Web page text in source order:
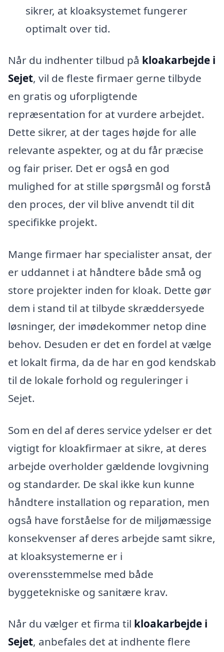
sikrer, at kloaksystemet fungerer
optimalt over tid.
Når du indhenter tilbud på kloakarbejde i
Sejet, vil de fleste firmaer gerne tilbyde
en gratis og uforpligtende
repræsentation for at vurdere arbejdet.
Dette sikrer, at der tages højde for alle
relevante aspekter, og at du får præcise
og fair priser. Det er også en god
mulighed for at stille spørgsmål og forstå
den proces, der vil blive anvendt til dit
specifikke projekt.
Mange firmaer har specialister ansat, der
er uddannet i at håndtere både små og
store projekter inden for kloak. Dette gør
dem i stand til at tilbyde skræddersyede
løsninger, der imødekommer netop dine
behov. Desuden er det en fordel at vælge
et lokalt firma, da de har en god kendskab
til de lokale forhold og reguleringer i
Sejet.
Som en del af deres service ydelser er det
vigtigt for kloakfirmaer at sikre, at deres
arbejde overholder gældende lovgivning
og standarder. De skal ikke kun kunne
håndtere installation og reparation, men
også have forståelse for de miljømæssige
konsekvenser af deres arbejde samt sikre,
at kloaksystemerne er i
overensstemmelse med både
byggetekniske og sanitære krav.
Når du vælger et firma til kloakarbejde i
Sejet, anbefales det at indhente flere